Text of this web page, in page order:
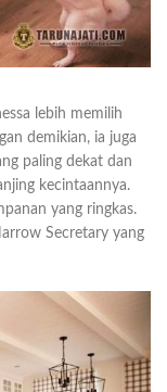
lebih memilih
demikian, ia juga
paling dekat dan
kecintaannya.
yang ringkas.
Secretary yang